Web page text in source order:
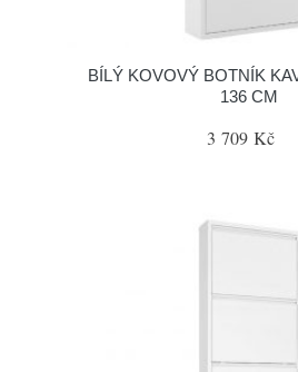
BÍLÝ KOVOVÝ BOTNÍK
136 CM
3 709 Kč